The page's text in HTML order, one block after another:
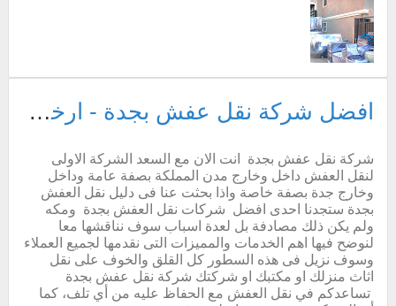
افضل شركة نقل عفش بجدة - ارخص شركة نقل عفش فى جده
شركة نقل عفش بجدة انت الان مع السعد الشركة الاولى
لنقل العفش داخل وخارج مدن المملكة بصفة عامة وداخل
وخارج جدة بصفة خاصة واذا بحثت عنا فى دليل نقل العفش
بجدة ستجدنا احدى افضل شركات نقل العفش بجدة ومكه
ولم يكن ذلك مصادفة بل لعدة اسباب سوف نناقشها معا
لنوضح فيها اهم الخدمات والمميزات التى نقدمها لجميع العملاء
وسوف نزيل فى هذه السطور كل القلق والخوف على نقل
اثاث منزلك او مكتبك او شركتك شركة نقل عفش بجدة
تساعدكم في نقل العفش مع الحفاظ عليه من أي تلف، كما